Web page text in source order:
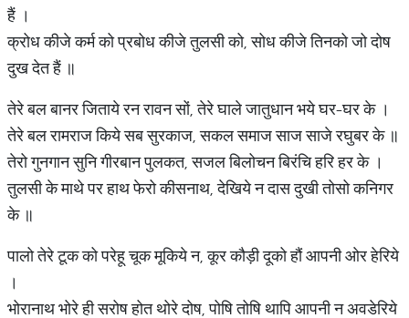
हैं ।
क्रोध कीजे कर्म को प्रबोध कीजे तुलसी को, सोध कीजे तिनको जो दोष
दुख देत हैं ॥
तेरे बल बानर जिताये रन रावन सों, तेरे घाले जातुधान भये घर-घर के ।
तेरे बल रामराज किये सब सुरकाज, सकल समाज साज साजे रघुबर के ॥
तेरो गुनगान सुनि गीरबान पुलकत, सजल बिलोचन बिरंचि हरि हर के ।
तुलसी के माथे पर हाथ फेरो कीसनाथ, देखिये न दास दुखी तोसो कनिगर
के ॥
पालो तेरे टूक को परेहू चूक मूकिये न, कूर कौड़ी दूको हौं आपनी ओर हेरिये
।
भोरानाथ भोरे ही सरोष होत थोरे दोष, पोषि तोषि थापि आपनी न अवडेरिये